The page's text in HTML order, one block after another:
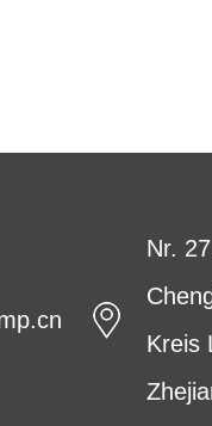
Nr.
Kreis